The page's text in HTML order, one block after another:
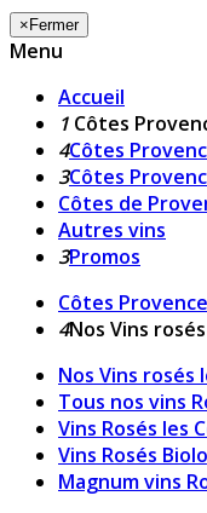
× Fermer
Menu
Accueil
1 Côtes
4Côtes
3Côtes
Côtes de
Autres vins
3Promos
Côtes
4Nos Vins
Nos Vins rosés
Tous nos vins
Vins Rosés les
Vins Rosés
Magnum vins